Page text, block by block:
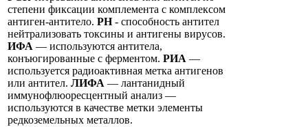
степени фиксации комплемента с комплексом
антиген-антитело. PH- способность антител
нейтрализовать токсины и антигены вирусов.
ИФА — используются антитела,
конъюгированные с ферментом. РИА —
используется радиоактивная метка антигенов
или антител. ЛИФА — лантанидный
иммунофлюоресцентный анализ —
используются в качестве метки элементы
редкоземельных металлов.